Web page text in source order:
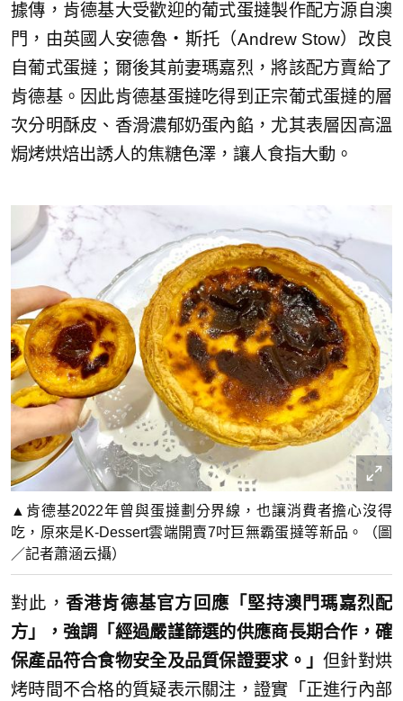
據傳，肯德基大受歡迎的葡式蛋撻製作配方源自澳
門，由英國人安德魯・斯托（Andrew Stow）改良
自葡式蛋撻；爾後其前妻瑪嘉烈，將該配方賣給了
肯德基。因此肯德基蛋撻吃得到正宗葡式蛋撻的層
次分明酥皮、香滑濃郁奶蛋內餡，尤其表層因高溫
焗烤烘焙出誘人的焦糖色澤，讓人食指大動。
▲肯德基2022年曾與蛋撻劃分界線，也讓消費者擔心沒得
吃，原來是K-Dessert雲端開賣7吋巨無霸蛋撻等新品。（圖
／記者蕭涵云攝）
對此， 香港肯德基官方回應「堅持澳門瑪嘉烈配
方」，強調「經過嚴謹篩選的供應商長期合作，確
保產品符合食物安全及品質保證要求。」但針對烘
烤時間不合格的質疑表示關注，證實「正進行內部